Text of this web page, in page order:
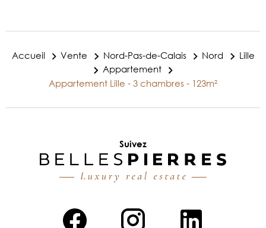
Accueil Vente Nord-Pas-de-Calais Nord
Lille
Appartement
Appartement Lille - 3 chambres - 123m²
Suivez